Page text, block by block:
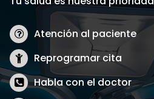
Atención al paciente
Reprogramar cita
Habla con el doctor